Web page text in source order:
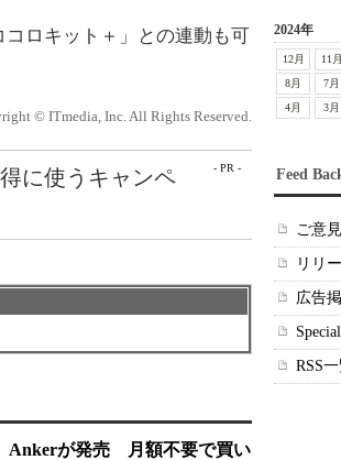
ロキット＋」との連動も可
© ITmedia, Inc. All Rights Reserved.
- PR -
に使うキャンペ
Ankerが発売 月額不要で買い
2024年
12月 11月
8月
7月
4月
3月
Feed
ご意
リリ
広告
RSS